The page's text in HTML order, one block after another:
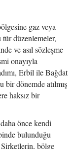
gaz veya
düzenlemeler,
ve asıl sözleşme
onayıyla
Erbil ile Bağdat
dönemde atılmış
haksız bir
önce kendi
bulunduğu
Şirketlerin, bölge